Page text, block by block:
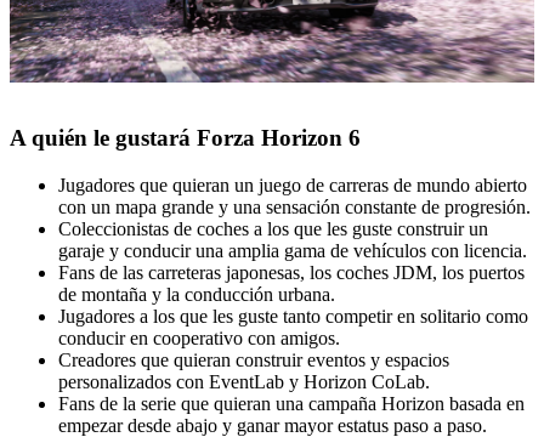
A quién le gustará Forza Horizon 6
Jugadores que quieran un juego de carreras de mundo abierto
con un mapa grande y una sensación constante de progresión.
Coleccionistas de coches a los que les guste construir un
garaje y conducir una amplia gama de vehículos con licencia.
Fans de las carreteras japonesas, los coches JDM, los puertos
de montaña y la conducción urbana.
Jugadores a los que les guste tanto competir en solitario como
conducir en cooperativo con amigos.
Creadores que quieran construir eventos y espacios
personalizados con EventLab y Horizon CoLab.
Fans de la serie que quieran una campaña Horizon basada en
empezar desde abajo y ganar mayor estatus paso a paso.